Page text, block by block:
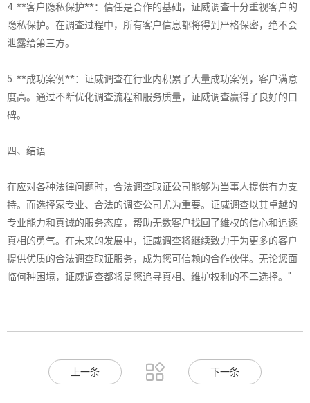
4. **客户隐私保护**：信任是合作的基础，证威调查十分重视客户的
隐私保护。在调查过程中，所有客户信息都将得到严格保密，绝不会
泄露给第三方。
5. **成功案例**：证威调查在行业内积累了大量成功案例，客户满意
度高。通过不断优化调查流程和服务质量，证威调查赢得了良好的口
碑。
四、结语
在应对各种法律问题时，合法调查取证公司能够为当事人提供有力支
持。而选择家专业、合法的调查公司尤为重要。证威调查以其卓越的
专业能力和真诚的服务态度，帮助无数客户找回了维权的信心和追逐
真相的勇气。在未来的发展中，证威调查将继续致力于为更多的客户
提供优质的合法调查取证服务，成为您可信赖的合作伙伴。无论您面
临何种困境，证威调查都将是您追寻真相、维护权利的不二选择。"
上一条  下一条